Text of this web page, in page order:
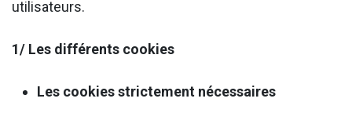
utilisateurs.
1/ Les différents cookies
Les cookies strictement nécessaires